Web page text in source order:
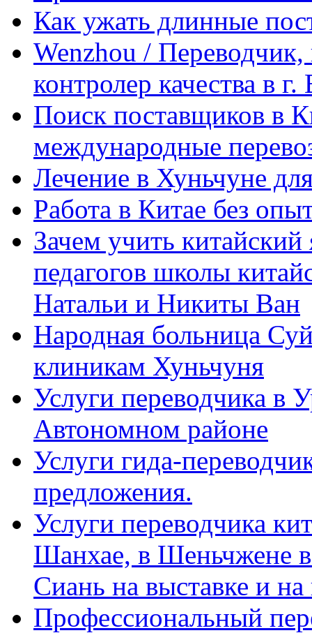
Как ужать длинные
Wenzhou / Переводчик,
контролер качества в
Поиск поставщиков в
международные
Лечение в Хуньчуне
Работа в Китае без
Зачем учить
педагогов школы
Натальи и Никиты Ван
Народная больница
клиникам Хуньчуня
Услуги переводчика в
Автономном районе
Услуги гида-
предложения.
Услуги переводчика
Шанхае, в Шеньчжене
Сиань на выставке и
Профессиональный